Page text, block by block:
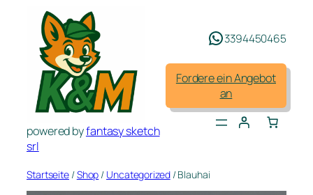
springen
powered byfantasy sketch
srl
3394450465
Fordere ein Angebot
an
Startseite /Shop / Uncategorized/ Blauhai